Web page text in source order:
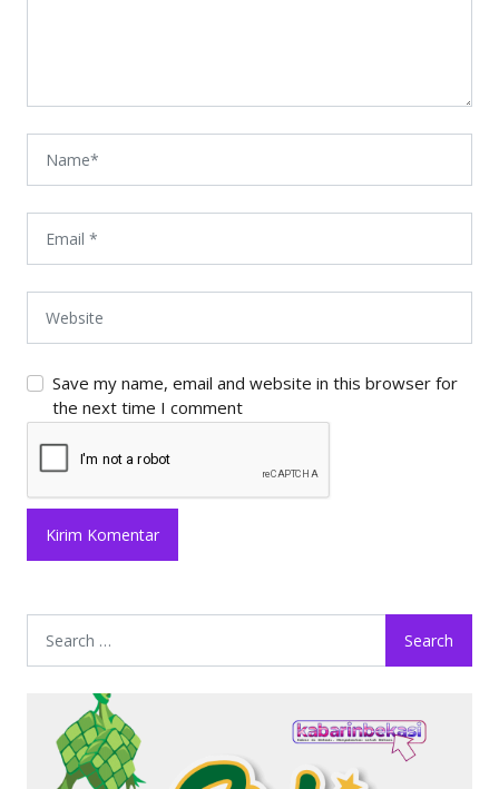
Save my name, email and website in this browser for
the next time I comment